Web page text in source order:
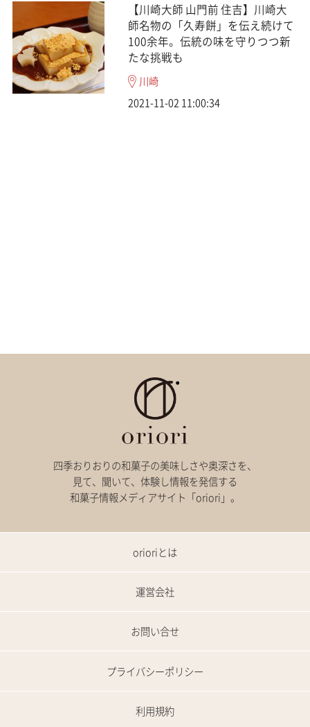
【川崎大師 山門前 住吉】川崎大
師名物の「久寿餅」を伝え続けて
100余年。伝統の味を守りつつ新
たな挑戦も
川崎
2021-11-02 11:00:34
四季おりおりの和菓子の美味しさや奥深さを、
見て、聞いて、体験し情報を発信する
和菓子情報メディアサイト「oriori」。
orioriとは
運営会社
お問い合せ
プライバシーポリシー
利用規約